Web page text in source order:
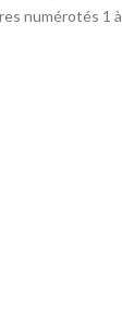
numérotés 1 à